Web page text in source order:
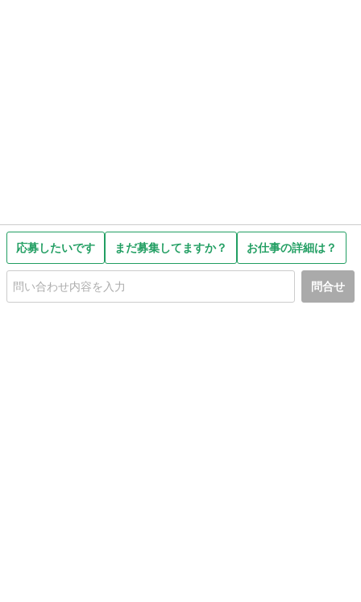
応募したいです まだ募集してますか？ お仕事の詳細は？
問合せ